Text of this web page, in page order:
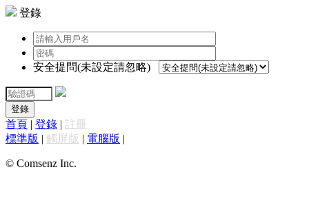
登錄
安全提問(未設定請忽略)
登錄
首頁 | 登錄 | 註冊
標準版 | 觸屏版 | 電腦版 |
© Comsenz Inc.